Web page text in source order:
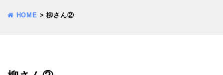
HOME >柳さん②